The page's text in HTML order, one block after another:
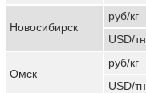
Новосибирск
руб/кг
USD/тн
Омск
руб/кг
USD/тн